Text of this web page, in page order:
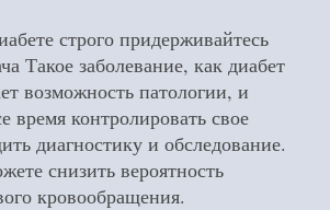
строго придерживайтесь
Такое заболевание, как диабет
возможность патологии, и
время контролировать свое
диагностику и обследование.
снизить вероятность
кровообращения.